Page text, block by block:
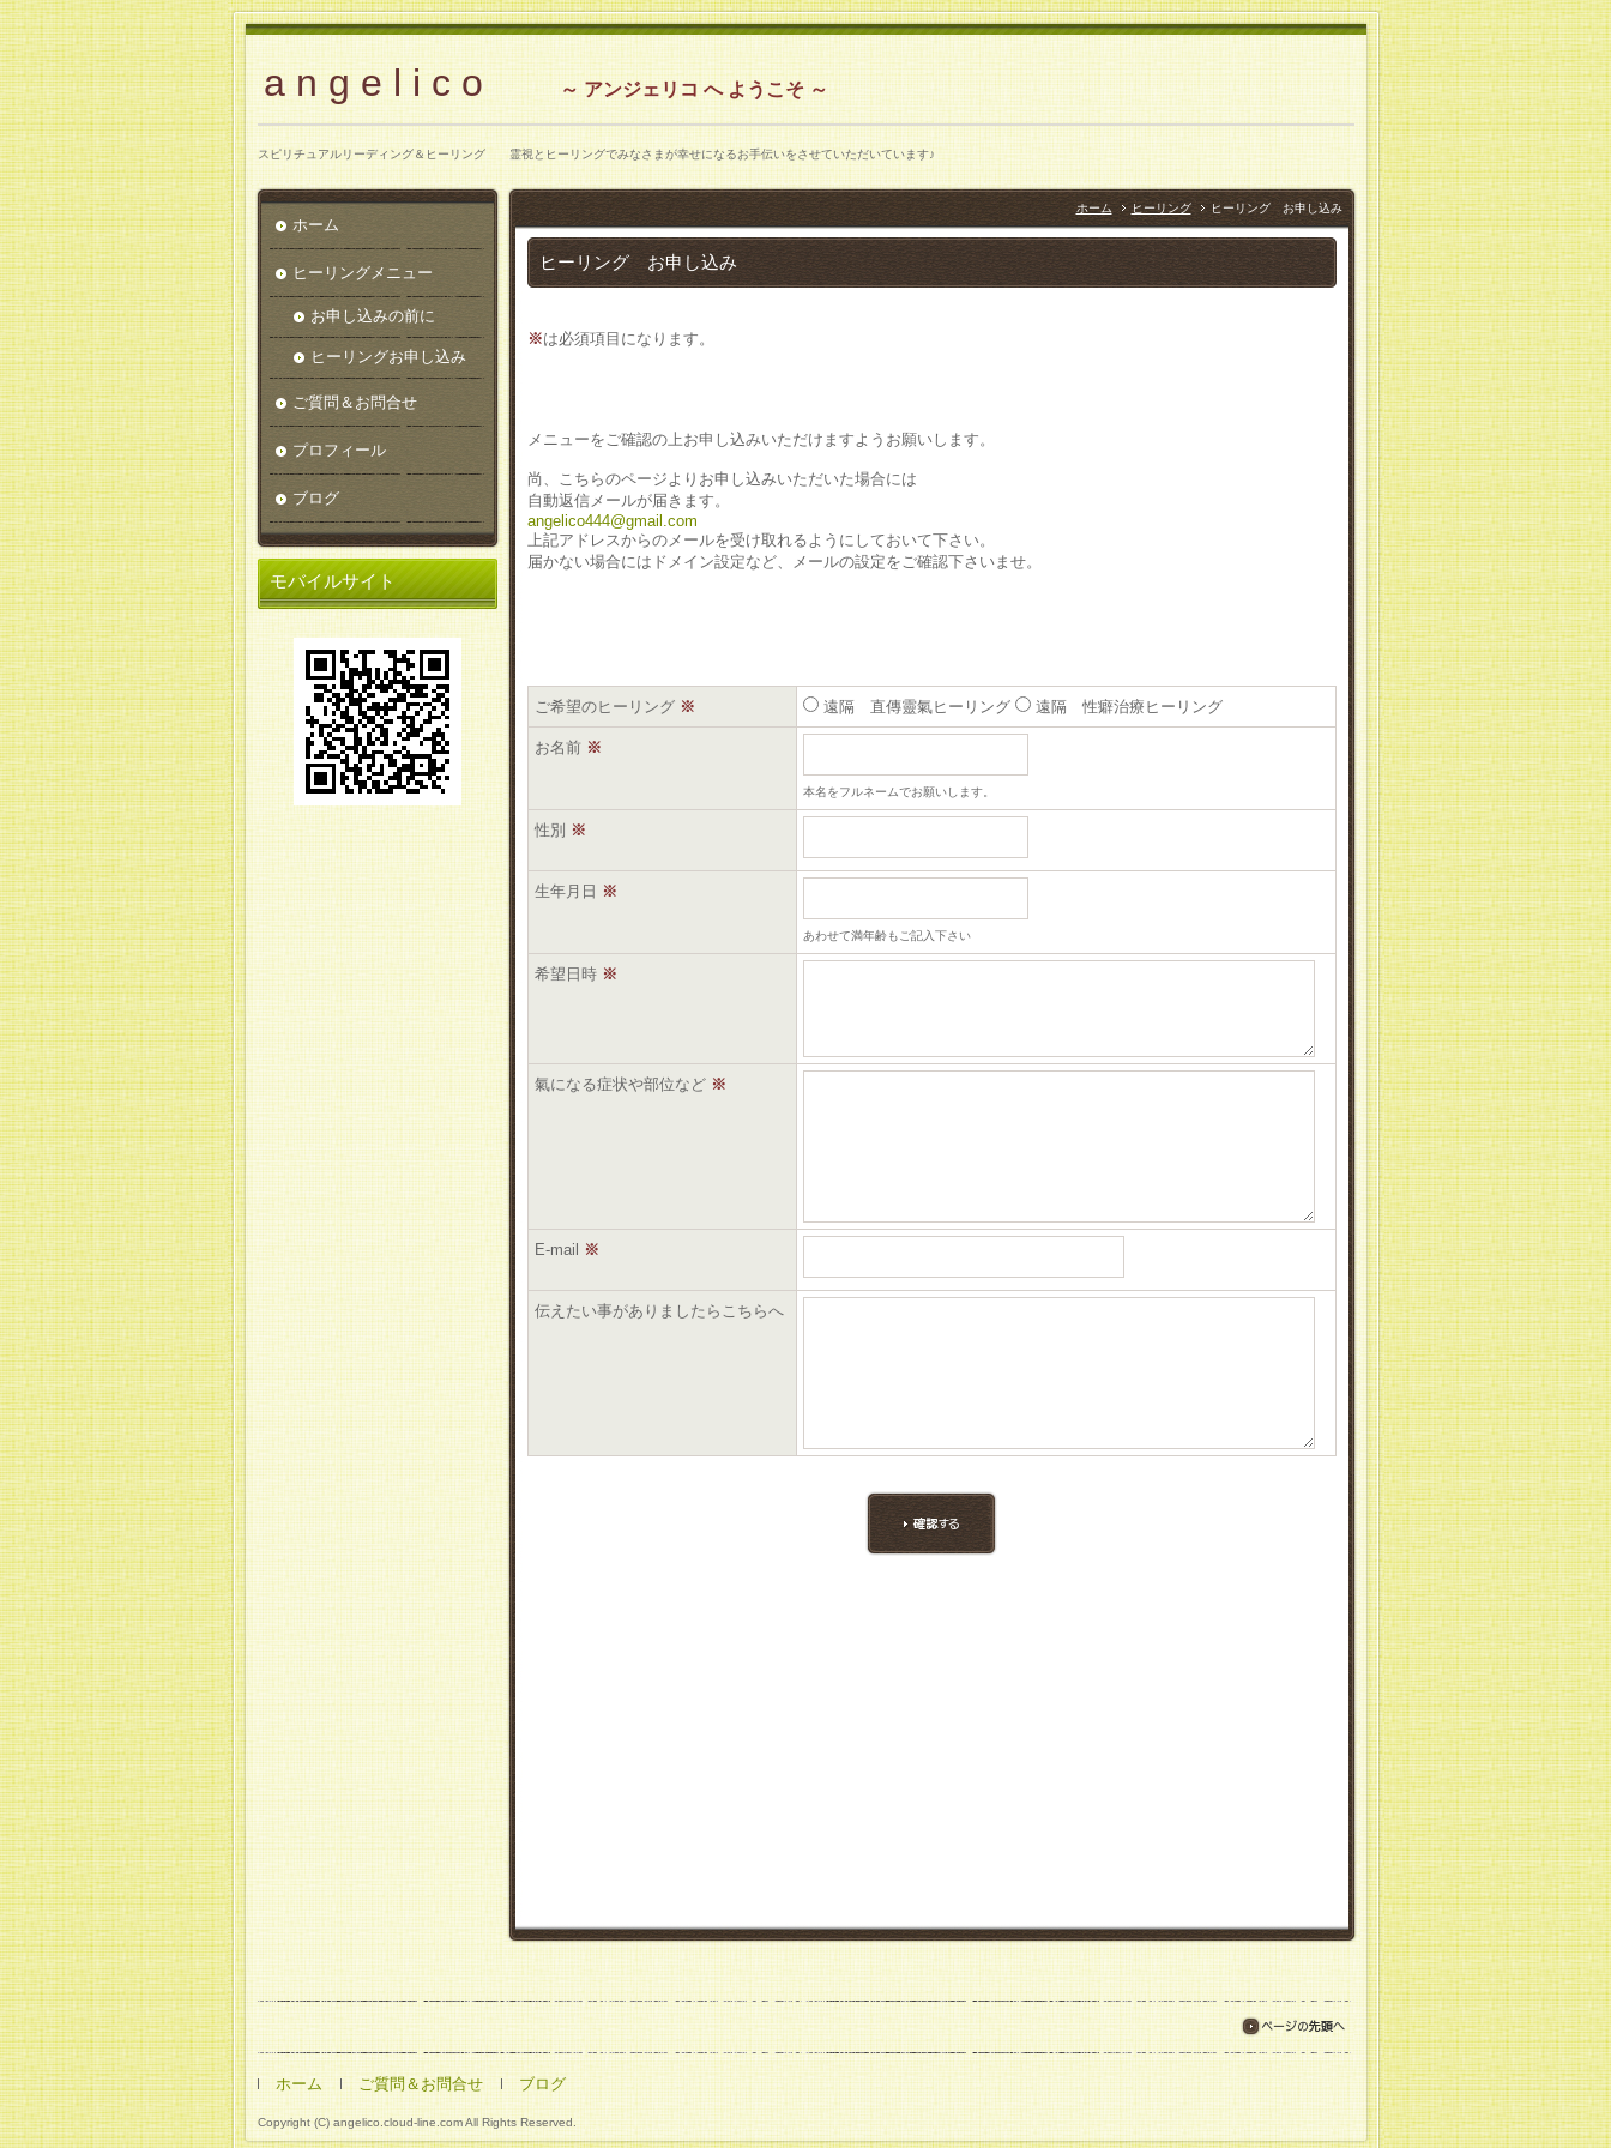
a n g e l i c o ～ アンジェリコ へ ようこそ ～
スピリチュアルリーディング＆ヒーリング 霊視とヒーリングでみなさまが幸せになるお手伝いをさせていただいています♪
ホーム ヒーリング ヒーリング お申し込み
ヒーリング お申し込み
※は必須項目になります。
メニューをご確認の上お申し込みいただけますようお願いします。
尚、こちらのページよりお申し込みいただいた場合には
自動返信メールが届きます。
angelico444@gmail.com
上記アドレスからのメールを受け取れるようにしておいて下さい。
届かない場合にはドメイン設定など、メールの設定をご確認下さいませ。
ご希望のヒーリング ※ 遠隔 直傳靈氣ヒーリング 遠隔 性癖治療ヒーリング
お名前 ※
本名をフルネームでお願いします。
性別 ※
生年月日 ※
あわせて満年齢もご記入下さい
希望日時 ※
氣になる症状や部位など ※
E-mail ※
伝えたい事がありましたらこちらへ
ホーム
ヒーリングメニュー
お申し込みの前に
ヒーリングお申し込み
ご質問＆お問合せ
プロフィール
ブログ
モバイルサイト
ページの先頭へ
ホーム
ご質問＆お問合せ ブログ
Copyright (C) angelico.cloud-line.com All Rights Reserved.